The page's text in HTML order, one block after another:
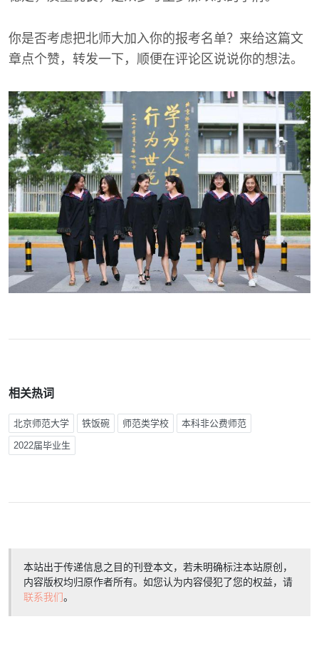
你是否考虑把北师大加入你的报考名单？来给这篇文
章点个赞，转发一下，顺便在评论区说说你的想法。
相关热词
北京师范大学 铁饭碗 师范类学校 本科非公费师范
2022届毕业生
本站出于传递信息之目的刊登本文，若未明确标注本站原创，
内容版权均归原作者所有。如您认为内容侵犯了您的权益，请
联系我们。